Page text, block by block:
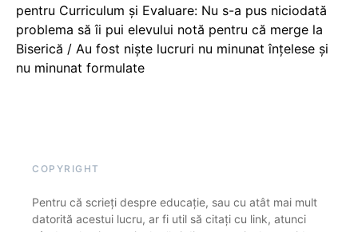
pentru Curriculum și Evaluare: Nu s-a pus niciodată
problema să îi pui elevului notă pentru că merge la
Biserică / Au fost niște lucruri nu minunat înțelese și
nu minunat formulate
COPYRIGHT
Pentru că scrieți despre educație, sau cu atât mai mult
datorită acestui lucru, ar fi util să citați cu link, atunci